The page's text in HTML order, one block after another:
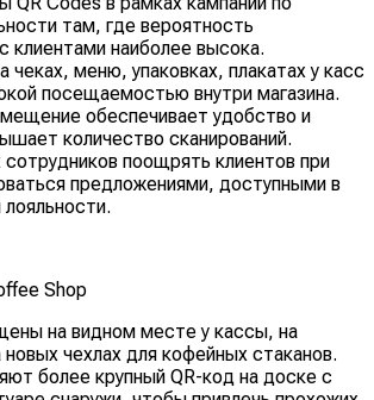
там, где вероятность
клиентами наиболее высока.
чеках, меню, упаковках, плакатах у касс
посещаемостью внутри магазина.
обеспечивает удобство и
количество сканирований.
сотрудников поощрять клиентов при
предложениями, доступными в
Shop
на видном месте у кассы, на
чехлах для кофейных стаканов.
более крупный QR-код на доске с